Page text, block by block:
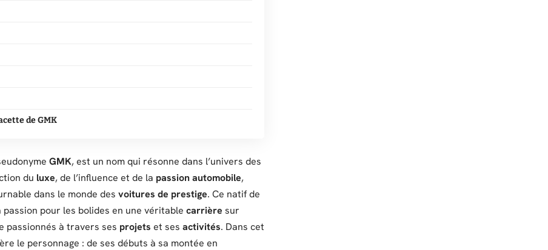
de GMK
GMK, est un nom qui résonne dans l’univers des
du luxe, de l’influence et de la passion automobile,
dans le monde des voitures de prestige. Ce natif de
pour les bolides en une véritable carrière sur
passionnés à travers ses projets et ses activités. Dans cet
le personnage : de ses débuts à sa montée en